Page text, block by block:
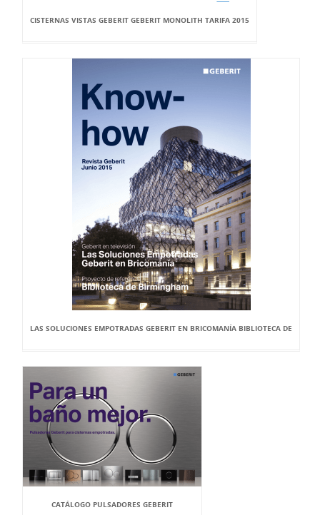
CISTERNAS VISTAS GEBERIT GEBERIT MONOLITH TARIFA 2015
LAS SOLUCIONES EMPOTRADAS GEBERIT EN BRICOMANÍA BIBLIOTECA DE
CATÁLOGO PULSADORES GEBERIT